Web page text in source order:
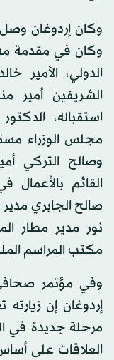
وكان إردوغان
وكان في مقدمة
الدولي، الأمير
الشريفين أمير
استقباله،
مجلس الوزراء
وصالح التركي
القائم بالأعمال
صالح الجابري
نور مدير مطار
مكتب المراسم
وفي مؤتمر
إردوغان إن زيارته
مرحلة جديدة في
العلاقات على أساس